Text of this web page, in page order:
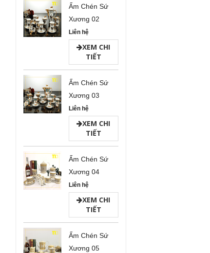
Ấm Chén Sứ
Xương 02
Liên hệ
XEM CHI
TIẾT
Ấm Chén Sứ
Xương 03
Liên hệ
XEM CHI
TIẾT
Ấm Chén Sứ
Xương 04
Liên hệ
XEM CHI
TIẾT
Ấm Chén Sứ
Xương 05